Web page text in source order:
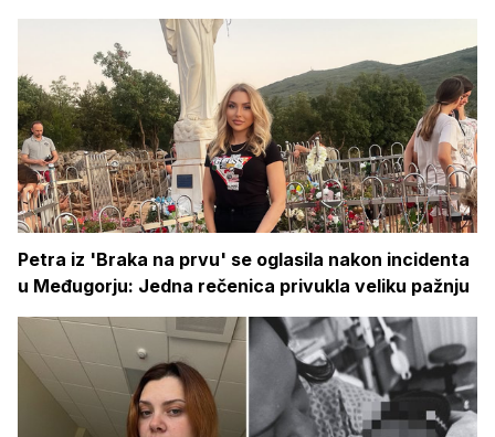
Petra iz 'Braka na prvu' se oglasila nakon incidenta
u Međugorju: Jedna rečenica privukla veliku pažnju